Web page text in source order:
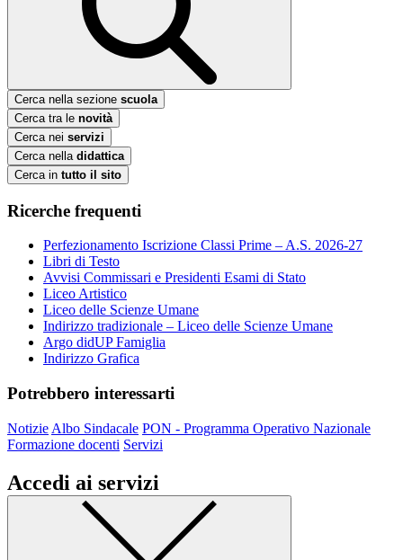
Cerca nella sezione scuola
Cerca tra le novità
Cerca nei servizi
Cerca nella didattica
Cerca in tutto il sito
Ricerche frequenti
Perfezionamento Iscrizione Classi Prime – A.S. 2026-27
Libri di Testo
Avvisi Commissari e Presidenti Esami di Stato
Liceo Artistico
Liceo delle Scienze Umane
Indirizzo tradizionale – Liceo delle Scienze Umane
Argo didUP Famiglia
Indirizzo Grafica
Potrebbero interessarti
Notizie Albo Sindacale PON - Programma Operativo Nazionale
Formazione docenti Servizi
Accedi ai servizi